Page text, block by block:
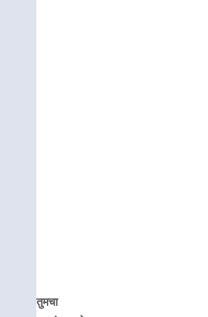
तुमचा